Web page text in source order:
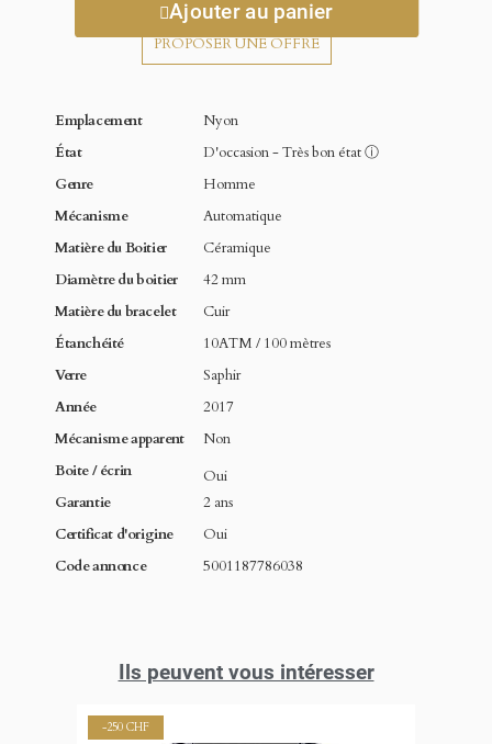
Ajouter au panier
PROPOSER UNE OFFRE
Emplacement
Nyon
État
D'occasion - Très bon étatⓘ
Genre
Homme
Mécanisme
Automatique
Matière du Boitier
Céramique
Diamètre du boitier
42 mm
Matière du bracelet
Cuir
Étanchéité
10ATM / 100 mètres
Verre
Saphir
Année
2017
Mécanisme apparent
Non
Boite / écrin
Oui
Garantie
2 ans
Certificat d'origine
Oui
Code annonce
5001187786038
Ils peuvent vous intéresser
-250 CHF